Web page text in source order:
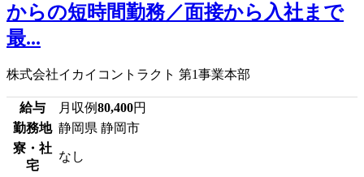
からの短時間勤務／面接から入社まで
最...
株式会社イカイコントラクト 第1事業本部
給与 月収例80,400円
勤務地 静岡県 静岡市
寮・社
宅
なし